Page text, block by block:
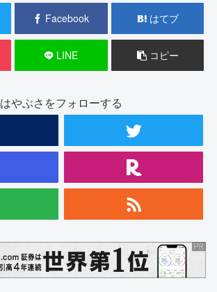
Facebook はてブ
LINE コピー
はやぶさをフォローする